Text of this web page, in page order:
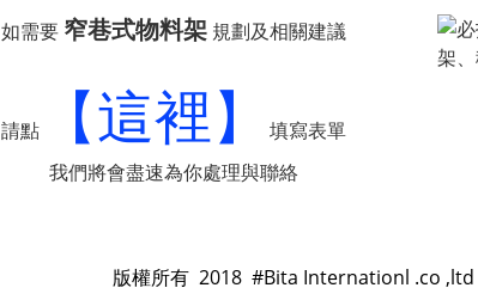
如需要 窄巷式物料架 規劃及相關建議
請點 【這裡】
填寫表單
我們將會盡速為你處理與聯絡
版權所有 2018 #Bita Internationl .co